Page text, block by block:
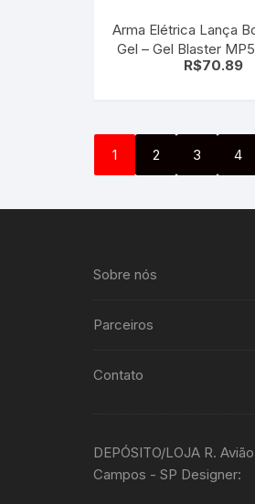
Arma Elétrica Lança
Gel – Gel Blaster
Metralhadora
R$70.89
1 2 3 4
Sobre nós
Parceiros
Contato
DEPÓSITO/LOJA R.
Campos - SP Designer: